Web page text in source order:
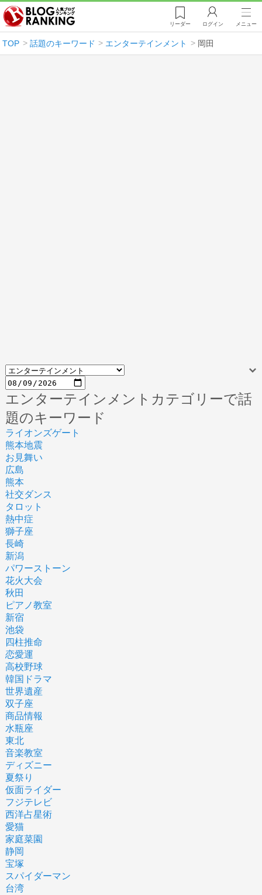
リーダー ログイン メニュー
TOP 話題のキーワード エンターテインメント 岡田
エンターテインメントカテゴリーで話
題のキーワード
ライオンズゲート
熊本地震
お見舞い
広島
熊本
社交ダンス
タロット
熱中症
獅子座
長崎
新潟
パワーストーン
花火大会
秋田
ピアノ教室
新宿
池袋
四柱推命
恋愛運
高校野球
韓国ドラマ
世界遺産
双子座
商品情報
水瓶座
東北
音楽教室
ディズニー
夏祭り
仮面ライダー
フジテレビ
西洋占星術
愛猫
家庭菜園
静岡
宝塚
スパイダーマン
台湾